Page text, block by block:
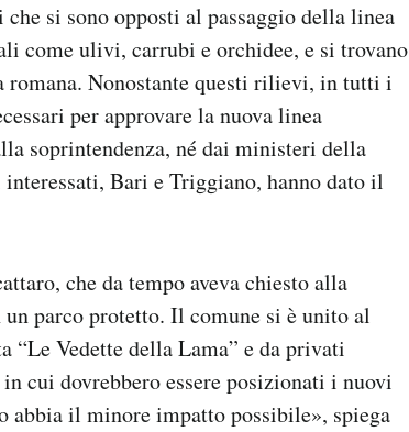
si sono opposti al passaggio della linea
come ulivi, carrubi e orchidee, e si trovano
Nonostante questi rilievi, in tutti i
per approvare la nuova linea
soprintendenza, né dai ministeri della
Bari e Triggiano, hanno dato il
che da tempo aveva chiesto alla
parco protetto. Il comune si è unito al
“Le Vedette della Lama” e da privati
cui dovrebbero essere posizionati i nuovi
il minore impatto possibile», spiega